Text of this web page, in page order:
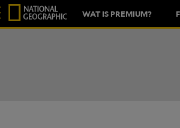
WAT IS PREMIUM?